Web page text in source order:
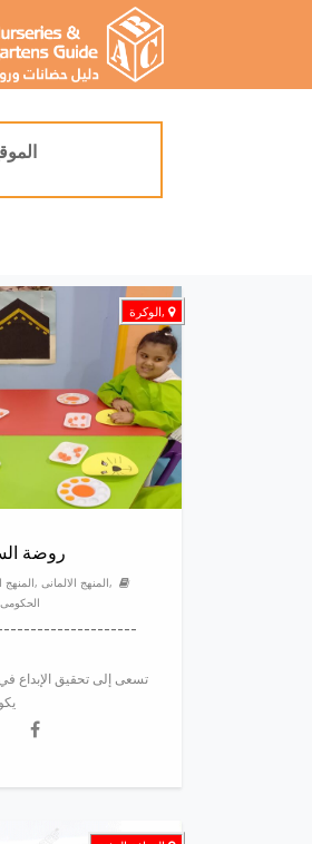
,الوكرة
روضة
,المنهج الالمانى
تسعى إلى تحقيق الإبداع